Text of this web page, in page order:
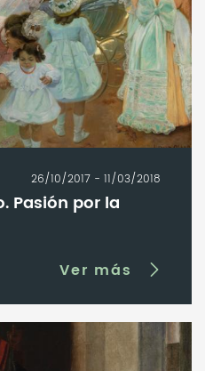
26/10/2017 - 11/03/2018
Pasión por la
Ver más